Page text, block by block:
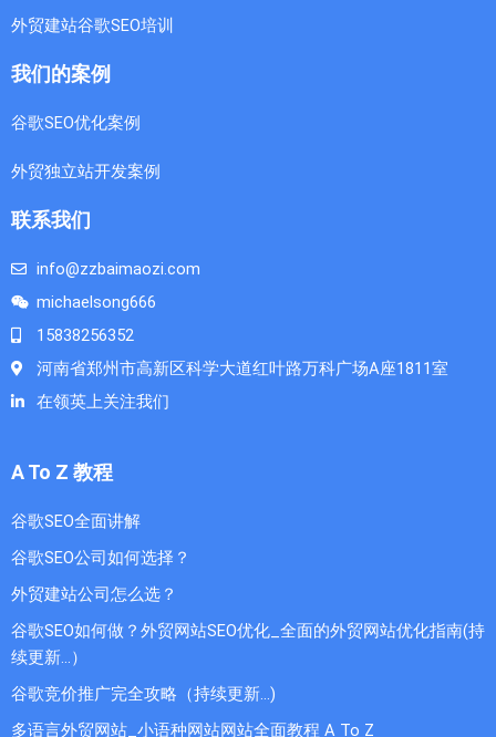
外贸建站谷歌SEO培训
我们的案例
谷歌SEO优化案例
外贸独立站开发案例
联系我们
info@zzbaimaozi.com
michaelsong666
15838256352
河南省郑州市高新区科学大道红叶路万科广场A座1811室
在领英上关注我们
A To Z 教程
谷歌SEO全面讲解
谷歌SEO公司如何选择？
外贸建站公司怎么选？
谷歌SEO如何做？外贸网站SEO优化_全面的外贸网站优化指南(持
续更新...）
谷歌竞价推广完全攻略（持续更新…)
多语言外贸网站_小语种网站网站全面教程 A To Z